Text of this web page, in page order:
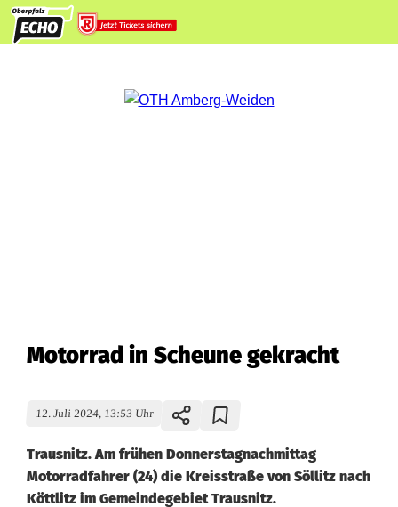
Motorrad in Scheune gekracht
12. Juli 2024, 13:53 Uhr
Trausnitz. Am frühen Donnerstagnachmittag
Motorradfahrer (24) die Kreisstraße von Söllitz nach
Köttlitz im Gemeindegebiet Trausnitz.